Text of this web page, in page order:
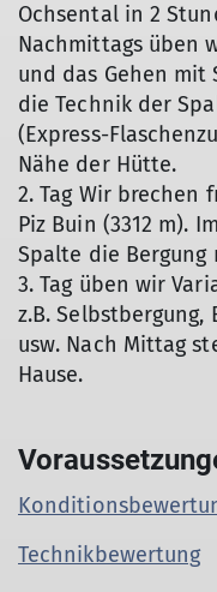
Ochsental in 2
Nachmittags üben
und das Gehen mit
die Technik der
(Express-
Nähe der Hütte.
2. Tag Wir brechen
Piz Buin (3312 m).
Spalte die Bergung
3. Tag üben wir
z.B. Selbstbergung,
usw. Nach Mittag
Hause.
Technikbewertung